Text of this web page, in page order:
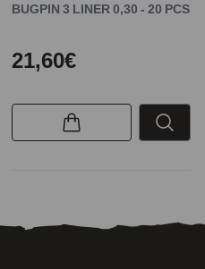
BUGPIN 3 LINER 0,30 - 20 PCS
21,60€